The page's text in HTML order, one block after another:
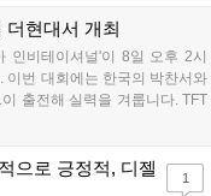
상승하는 성과를 냈습니
11만 달러 규모의 제4회
, 위메이드커넥트는 이를
지속할 방침입니다....
더현대서 개최
인비테이셔널'이 8일 오후 2시
이번 대회에는 한국의 박찬서와
출전해 실력을 겨룹니다. TFT
독특한 대회 구조를 가지며, 누
트 체험과 공연 등 다양한 즐길
에서도 행사가 이어질 예정입
으로 긍정적, 디젤
1